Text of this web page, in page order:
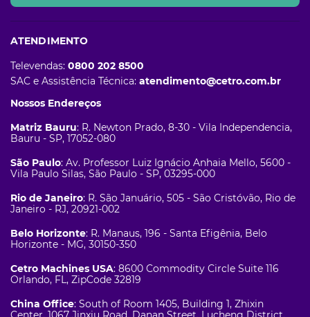
ATENDIMENTO
Televendas: 0800 202 8500
SAC e Assistência Técnica: atendimento@cetro.com.br
Nossos Endereços
Matriz Bauru: R. Newton Prado, 8-30 - Vila Independencia,
Bauru - SP, 17052-080
São Paulo: Av. Professor Luiz Ignácio Anhaia Mello, 5600 -
Vila Paulo Silas, São Paulo - SP, 03295-000
Rio de Janeiro: R. São Januário, 505 - São Cristóvão, Rio de
Janeiro - RJ, 20921-002
Belo Horizonte: R. Manaus, 196 - Santa Efigênia, Belo
Horizonte - MG, 30150-350
Cetro Machines USA: 8600 Commodity Circle Suite 116
Orlando, FL, ZipCode 32819
China Office: South of Room 1405, Building 1, Zhixin